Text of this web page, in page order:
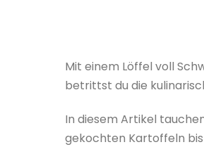
Mit einem Löffel voll
betrittst du die
In diesem Artikel
gekochten Kartoffeln bis